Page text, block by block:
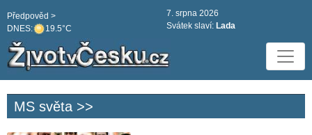
DNES: 19.5°C
Předpověd >
7. srpna 2026
Svátek slaví: Lada
MS světa >>